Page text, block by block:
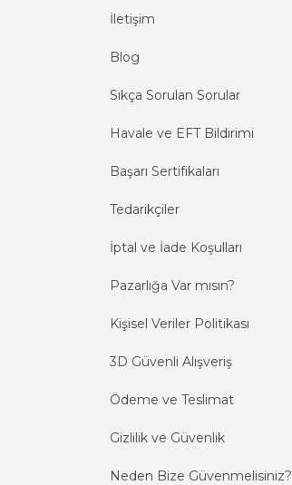
İletişim
Blog
Sıkça Sorulan Sorular
Havale ve EFT Bildirimi
Başarı Sertifikaları
Tedarikçiler
İptal ve İade Koşulları
Pazarlığa Var mısın?
Kişisel Veriler Politikası
3D Güvenli Alışveriş
Ödeme ve Teslimat
Gizlilik ve Güvenlik
Neden Bize Güvenmelisiniz?